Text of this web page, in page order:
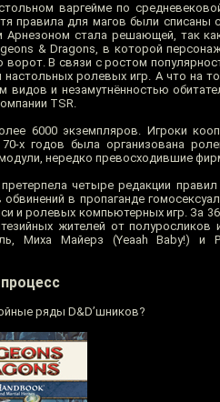
варгейме по
правила для магов были списаны
Арнезоном стала решающей, так
& Dragons, в которой
В связи с ростом
ролевых игр. А что на
видов и незамутнённостью
TSR.
6000 экземпляров. Игроки
х годов была организована
нередко превосходившие
четыре редакции правил
в пропаганде
и ролевых компьютерных игр. За
жителей от
Миха Майерз (Yeaah Baby!) и
ряды D&D’шников?